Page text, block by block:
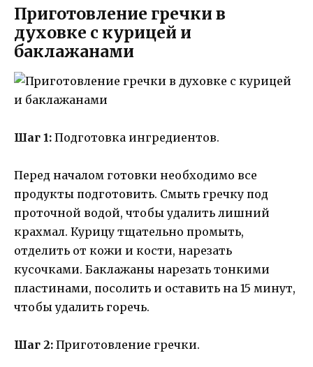
Приготовление гречки в
духовке с курицей и
баклажанами
Шаг 1: Подготовка ингредиентов.
Перед началом готовки необходимо все
продукты подготовить. Смыть гречку под
проточной водой, чтобы удалить лишний
крахмал. Курицу тщательно промыть,
отделить от кожи и кости, нарезать
кусочками. Баклажаны нарезать тонкими
пластинами, посолить и оставить на 15 минут,
чтобы удалить горечь.
Шаг 2: Приготовление гречки.